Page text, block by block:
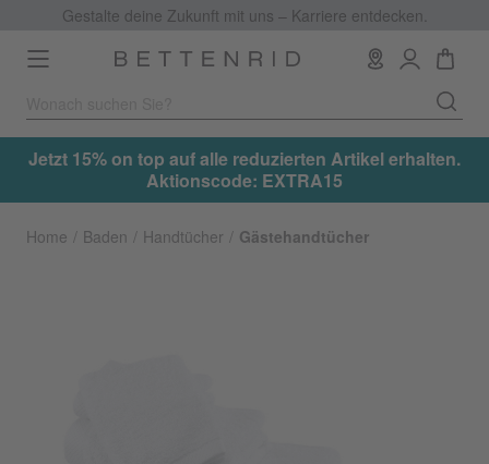
Gestalte deine Zukunft mit uns – Karriere entdecken.
Toggle
navigation
Jetzt 15% on top auf alle reduzierten Artikel erhalten.
Aktionscode: EXTRA15
Home Baden Handtücher Gästehandtücher